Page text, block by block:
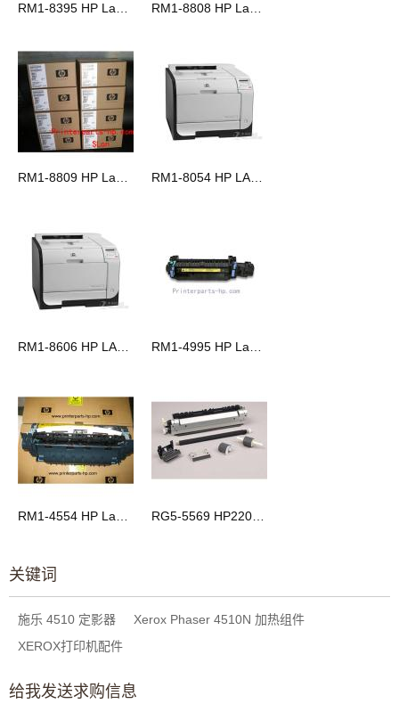
RM1-8395 HP LaserJet M601/M602/M603 定影组件 110V RM1-8808 HP LaserjetM 401d M401dn M425dn 定影组件
RM1-8809 HP LaserjetM 401d M401dn M425dn 定影组件 RM1-8054 HP LASERJET PRO 400 COLOR M451DN 定影组件
RM1-8606 HP LASERJET PRO 400 COLOR M451DW 加热组件 RM1-4995 HP LaserJet CP3525/CM3530/M551 加热组件
RM1-4554 HP LaserJet P4014/P4015/P4515 加热组件 RG5-5569 HP2200定影组件 HP2200加热组件
关键词
施乐 4510 定影器
Xerox Phaser 4510N 加热组件
XEROX打印机配件
给我发送求购信息